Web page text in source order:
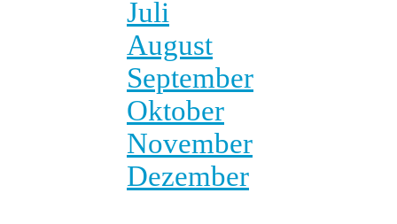
Juli
August
September
Oktober
November
Dezember